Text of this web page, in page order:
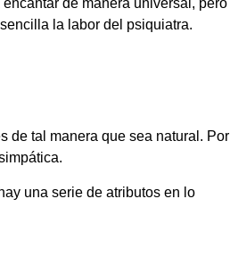
la labor del psiquiatra.
de tal manera que sea natural. Por
una serie de atributos en lo